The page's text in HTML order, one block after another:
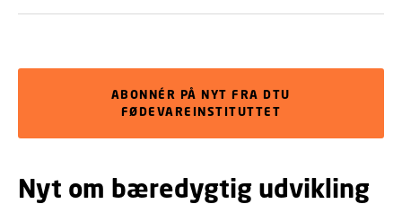
ABONNÉR PÅ NYT FRA DTU
FØDEVAREINSTITUTTET
Nyt om bæredygtig udvikling